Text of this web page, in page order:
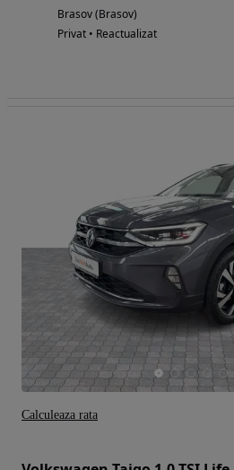
Brasov (Brasov)
Privat • Reactualizat
Calculeaza rata